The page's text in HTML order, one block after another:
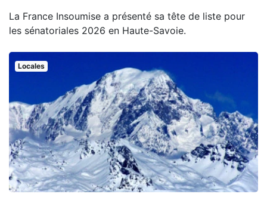
La France Insoumise a présenté sa tête de liste pour
les sénatoriales 2026 en Haute-Savoie.
Locales